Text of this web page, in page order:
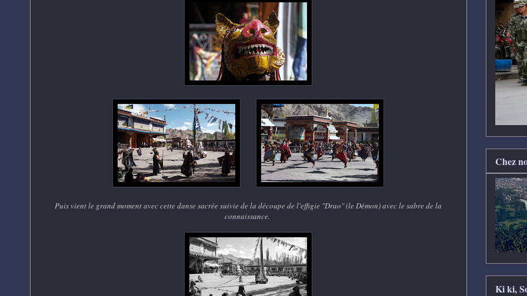
Puis vient le grand moment avec cette danse sacrée suivie de la découpe de l'effigie "Drao" (le Démon) avec le sabre de la
connaissance.
Chez
Ki ki,